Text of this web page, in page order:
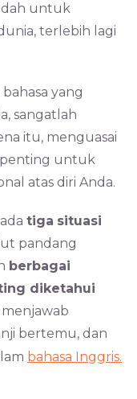
untuk
terlebih lagi
yang
sangatlah
itu, menguasai
untuk
atas diri Anda.
tiga situasi
pandang
berbagai
diketahui
bertemu, dan
bahasa Inggris.